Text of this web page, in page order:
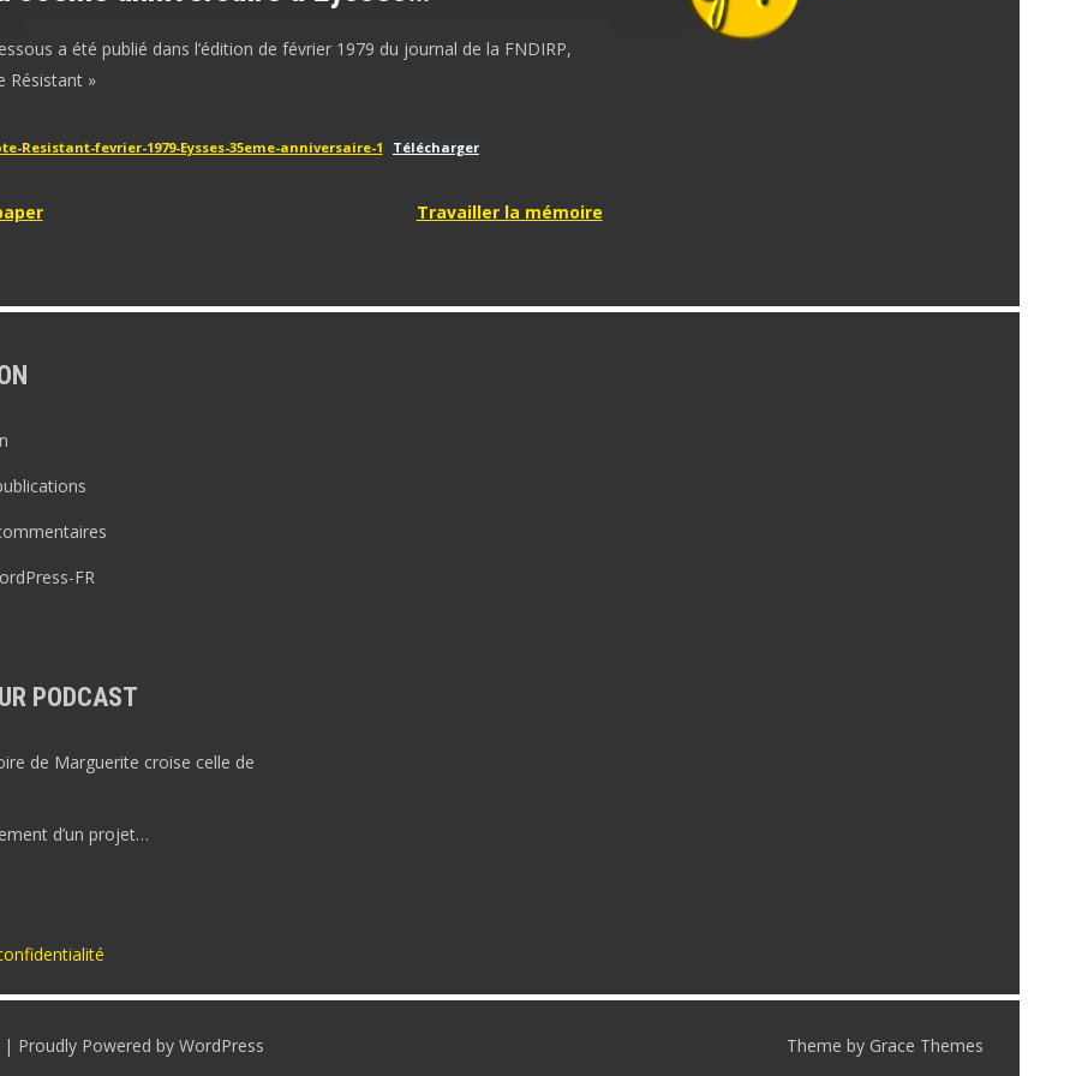
a été publié dans l’édition de février 1979 du journal de la FNDIRP,
Résistant »
Resistant-fevrier-1979-Eysses-35eme-anniversaire-1 Télécharger
Travailler la mémoire
FR
PODCAST
de Marguerite croise celle de
d’un projet…
| Proudly Powered by WordPress Theme by Grace Themes